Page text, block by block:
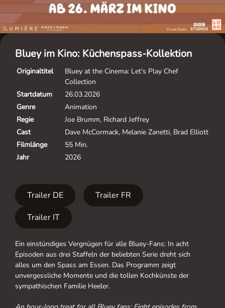
Bluey im Kino: Küchenspass-Kollektion
Originaltitel
Bluey at the Cinema: Let's Play Chef
Collection
Startdatum
26.03.2026
Genre
Animation
Regie
Joe Brumm, Richard Jeffrey
Cast
Dave McCormack, Melanie Zanetti, Brad Elliott
Filmlänge
55 Min.
Jahr
2026
Trailer DE
Trailer FR
Trailer IT
Ein einstündiges Vergnügen für alle Bluey-Fans: In acht
Episoden aus drei Staffeln der beliebten Serie dreht sich
alles um den Spass am Essen. Das Programm zeigt
unvergessliche Momente und die tollen Kochkünste der
sympathischen Familie Heeler.